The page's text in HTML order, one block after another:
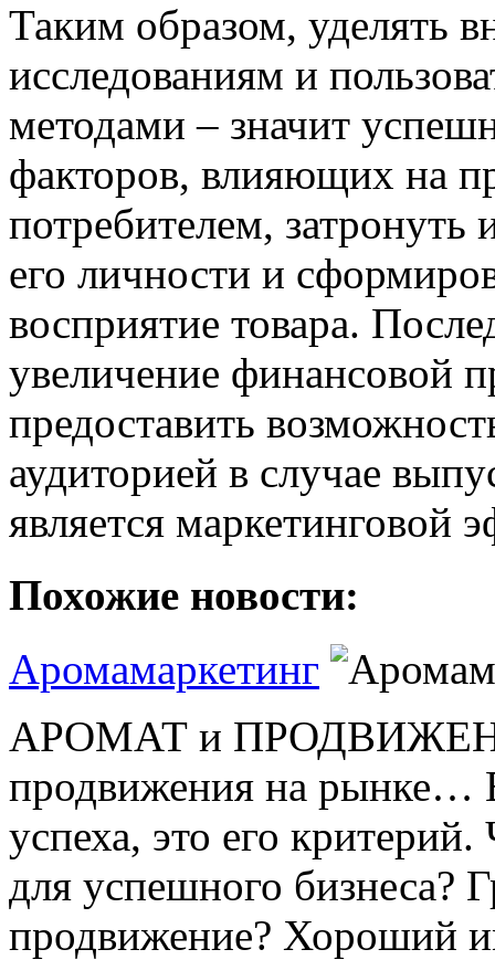
Таким образом, уделять
исследованиям и
методами – значит
факторов, влияющих на
потребителем,
его личности и
восприятие товара.
увеличение финансовой
предоставить
аудиторией в случае
является маркетинговой
Похожие новости:
Аромамаркетинг
АРОМАТ и
продвижения на рынке…
успеха, это его
для успешного бизнеса?
продвижение? Хороший